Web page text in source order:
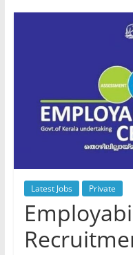
Latest Jobs Private